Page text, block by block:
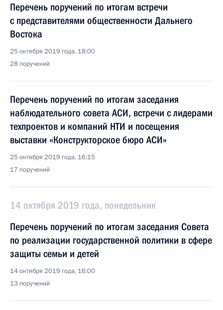
Перечень поручений по итогам встречи
с представителями общественности Дальнего
Востока
25 октября 2019 года, 18:00
28 поручений
Перечень поручений по итогам заседания
наблюдательного совета АСИ, встречи с лидерами
техпроектов и компаний НТИ и посещения
выставки «Конструкторское бюро АСИ»
25 октября 2019 года, 16:15
17 поручений
14 октября 2019 года, понедельник
Перечень поручений по итогам заседания Совета
по реализации государственной политики в сфере
защиты семьи и детей
14 октября 2019 года, 16:00
13 поручений